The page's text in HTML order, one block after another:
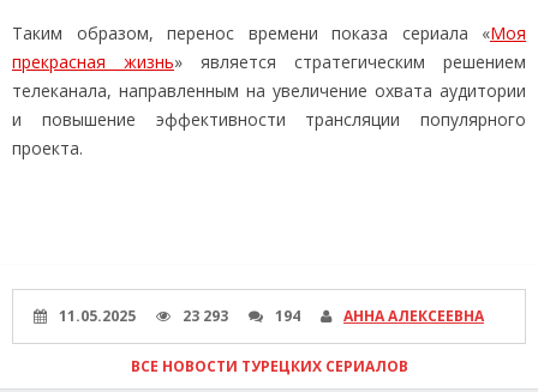
Таким образом, перенос времени показа сериала «Моя
прекрасная жизнь» является стратегическим решением
телеканала, направленным на увеличение охвата аудитории
и повышение эффективности трансляции популярного
проекта.
11.05.2025 23 293 194 АННА АЛЕКСЕЕВНА
ВСЕ НОВОСТИ ТУРЕЦКИХ СЕРИАЛОВ